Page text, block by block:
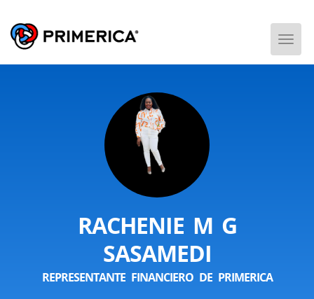
RACHENIE M G
SASAMEDI
REPRESENTANTE FINANCIERO DE PRIMERICA